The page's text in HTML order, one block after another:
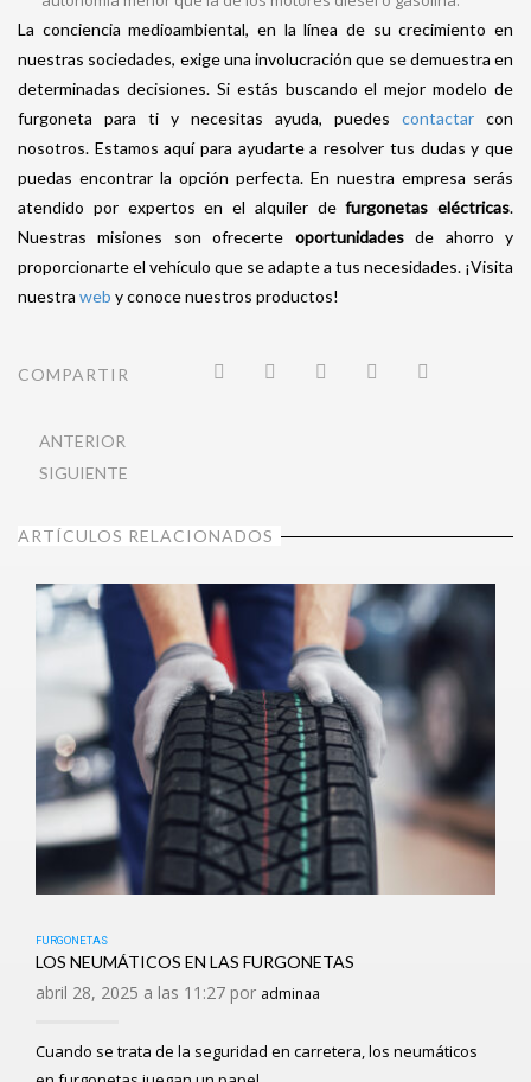
La conciencia medioambiental, en la línea de su crecimiento en
nuestras sociedades, exige una involucración que se demuestra en
determinadas decisiones. Si estás buscando el mejor modelo de
furgoneta para ti y necesitas ayuda, puedes contactar con
nosotros. Estamos aquí para ayudarte a resolver tus dudas y que
puedas encontrar la opción perfecta. En nuestra empresa serás
atendido por expertos en el alquiler defurgonetas eléctricas.
Nuestras misiones son ofrecerte oportunidadesde ahorro y
proporcionarte el vehículo que se adapte a tus necesidades. ¡Visita
nuestra web y conoce nuestros productos!
COMPARTIR
ANTERIOR
SIGUIENTE
ARTÍCULOS RELACIONADOS
FURGONETAS
LOS NEUMÁTICOS EN LAS FURGONETAS
abril 28, 2025 a las 11:27 por adminaa
Cuando se trata de la seguridad en carretera, los neumáticos